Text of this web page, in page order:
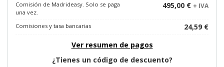
Comisión de Madrideasy. Solo se paga
una vez.
495,00 € + IVA
Comisiones y tasa bancarias
24,59 €
Ver resumen de pagos
¿Tienes un código de descuento?